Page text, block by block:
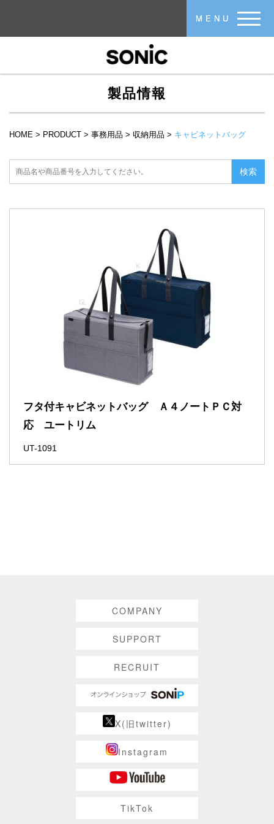
MENU
製品情報
HOME > PRODUCT > 事務用品 > 収納用品 > キャビネットバッグ
フタ付キャビネットバッグ Ａ４ノートＰＣ対
応 ユートリム
UT-1091
COMPANY
SUPPORT
RECRUIT
X(旧twitter)
Instagram
TikTok